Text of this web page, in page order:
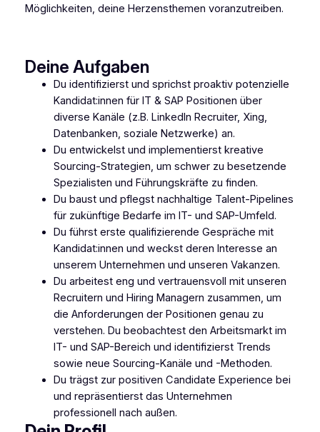
Möglichkeiten, deine Herzensthemen voranzutreiben.
Deine Aufgaben
Du identifizierst und sprichst proaktiv potenzielle
Kandidat:innen für IT & SAP Positionen über
diverse Kanäle (z.B. LinkedIn Recruiter, Xing,
Datenbanken, soziale Netzwerke) an.
Du entwickelst und implementierst kreative
Sourcing-Strategien, um schwer zu besetzende
Spezialisten und Führungskräfte zu finden.
Du baust und pflegst nachhaltige Talent-Pipelines
für zukünftige Bedarfe im IT- und SAP-Umfeld.
Du führst erste qualifizierende Gespräche mit
Kandidat:innen und weckst deren Interesse an
unserem Unternehmen und unseren Vakanzen.
Du arbeitest eng und vertrauensvoll mit unseren
Recruitern und Hiring Managern zusammen, um
die Anforderungen der Positionen genau zu
verstehen. Du beobachtest den Arbeitsmarkt im
IT- und SAP-Bereich und identifizierst Trends
sowie neue Sourcing-Kanäle und -Methoden.
Du trägst zur positiven Candidate Experience bei
und repräsentierst das Unternehmen
professionell nach außen.